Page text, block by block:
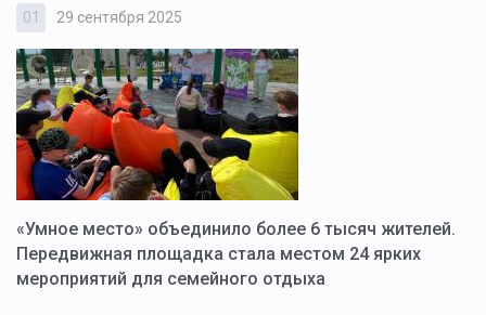
01 29 сентября 2025
«Умное место» объединило более 6 тысяч жителей.
Передвижная площадка стала местом 24 ярких
мероприятий для семейного отдыха